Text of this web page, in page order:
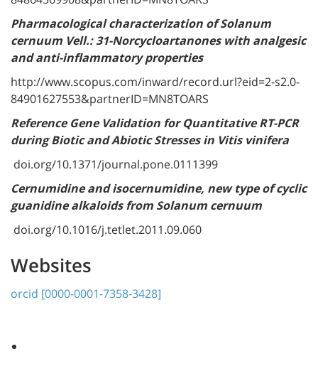
Pharmacological characterization of Solanum
cernuum Vell.: 31-Norcycloartanones with analgesic
and anti-inflammatory properties
http://www.scopus.com/inward/record.url?eid=2-s2.0-
84901627553&partnerID=MN8TOARS
Reference Gene Validation for Quantitative RT-PCR
during Biotic and Abiotic Stresses in Vitis vinifera
doi.org/10.1371/journal.pone.0111399
Cernumidine and isocernumidine, new type of cyclic
guanidine alkaloids from Solanum cernuum
doi.org/10.1016/j.tetlet.2011.09.060
Websites
orcid [0000-0001-7358-3428]